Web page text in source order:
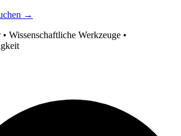
→
Wissenschaftliche Werkzeuge •